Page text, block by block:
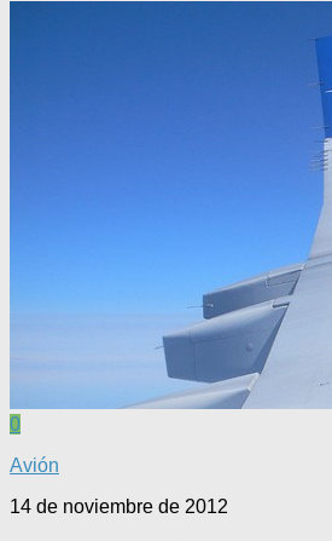
0
Avión
14 de noviembre de 2012